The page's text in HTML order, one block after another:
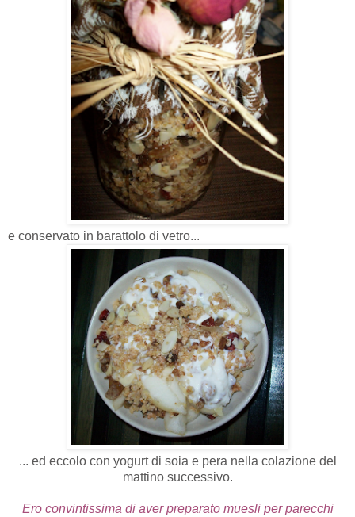
e conservato in barattolo di vetro...
... ed eccolo con yogurt di soia e pera nella colazione del
mattino successivo.
Ero convintissima di aver preparato muesli per parecchi